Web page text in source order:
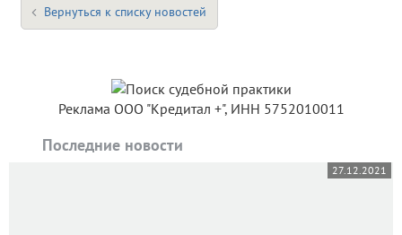
Вернуться к списку новостей
Реклама ООО "Кредитал +", ИНН 5752010011
Последние новости
27.12.2021